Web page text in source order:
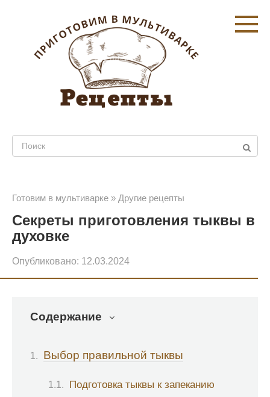
контенту
Поиск:
Готовим в мультиварке » Другие рецепты
Секреты приготовления тыквы в
духовке
Опубликовано: 12.03.2024
Содержание
Выбор правильной тыквы
Подготовка тыквы к запеканию